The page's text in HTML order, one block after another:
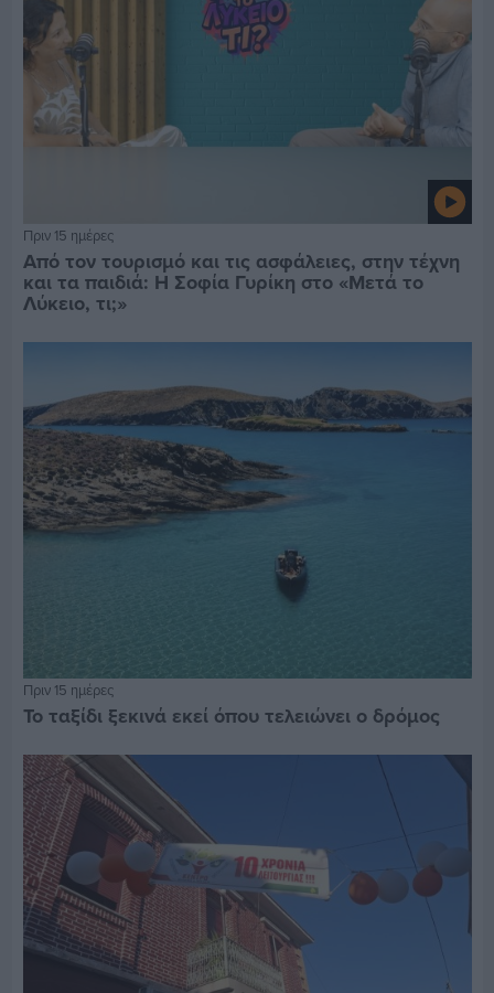
Πριν 15 ημέρες
Από τον τουρισμό και τις ασφάλειες, στην τέχνη
και τα παιδιά: Η Σοφία Γυρίκη στο «Μετά το
Λύκειο, τι;»
Πριν 15 ημέρες
Το ταξίδι ξεκινά εκεί όπου τελειώνει ο δρόμος